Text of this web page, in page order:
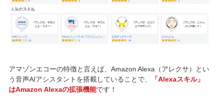
アマゾンエコーの特徴と言えば、Amazon Alexa（アレクサ）とい
う音声AIアシスタントを搭載していることで、
「Alexaスキル」
はAmazon Alexaの拡張機能です！